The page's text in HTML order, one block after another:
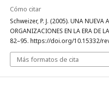
Cómo citar
Schweizer, P. J. (2005). UNA NUEVA
ORGANIZACIONES EN LA ERA DE
82–95. https://doi.org/10.15332/
Más formatos de cita